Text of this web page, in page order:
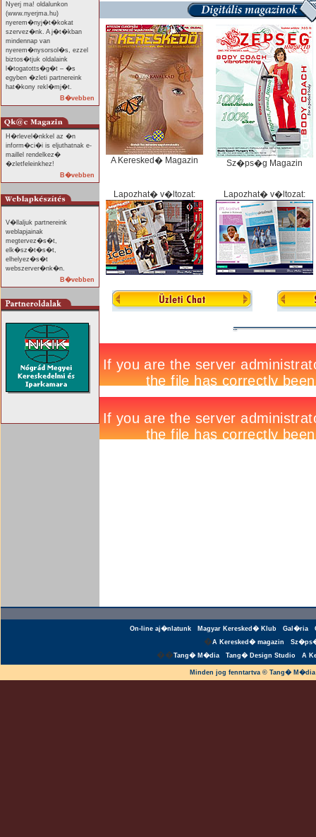
Nyerj ma! oldalunkon
(www.nyerjma.hu)
nyerem�nyj�t�kokat
szervez�nk. A j�t�kban
mindennap van
nyerem�nysorsol�s, ezzel
biztos�tjuk oldalaink
l�togatotts�g�t – �s
egyben �zleti partnereink
hat�kony rekl�mj�t.
B�vebben
H�rlevel�nkkel az �n
inform�ci�i is eljuthatnak e-
maillel rendelkez�
�zletfeleinkhez!
B�vebben
V�llaljuk partnereink
weblapjainak
megtervez�s�t,
elk�sz�t�s�t,
elhelyez�s�t
webszerver�nk�n.
B�vebben
A Keresked� Magazin Sz�ps�g Magazin
Lapozhat� v�ltozat: Lapozhat� v�ltozat:
On-line aj�nlatunk Magyar Keresked� Klub Gal�ria
�A Keresked� magazin
��Tang� M�dia Tang� Design Studio A
Minden jog fenntartva © Tang�